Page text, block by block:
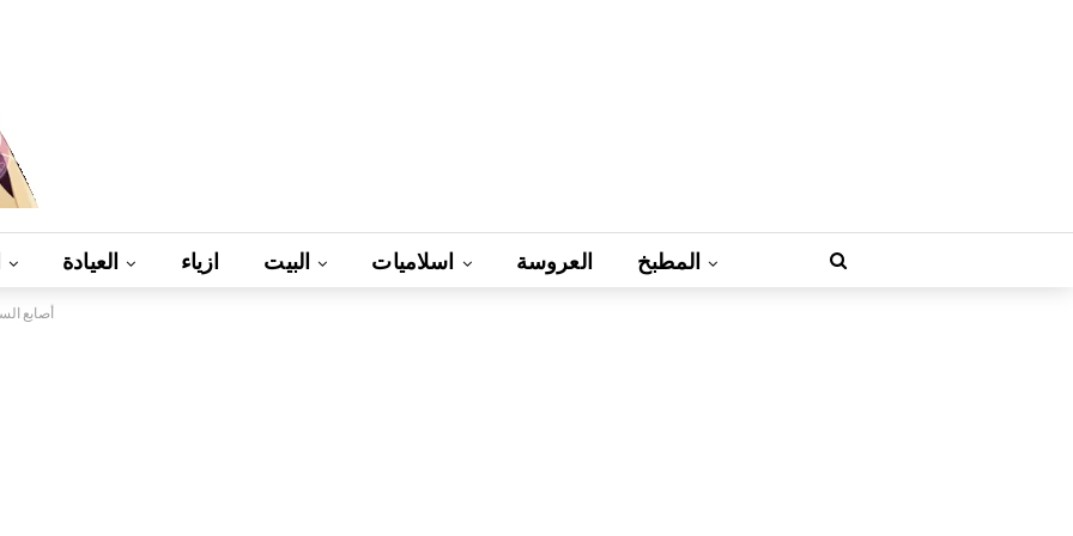
العيادة ازياء البيت اسلاميات العروسة المطبخ
أصابع